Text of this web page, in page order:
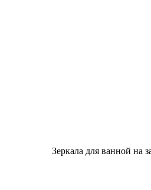
Зеркала для ванной на